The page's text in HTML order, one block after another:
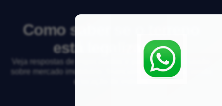
Como saber se o terreno
está legalizado?
Veja respostas de especialistas e participe da discussão
sobre mercado imobiliário, financiamento, compra, venda
e locação de imóveis